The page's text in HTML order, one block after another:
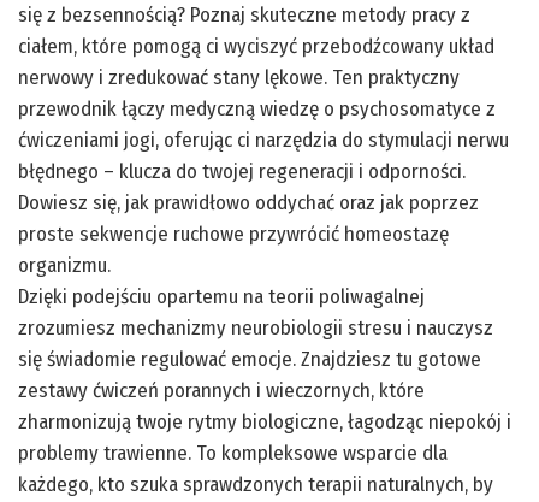
się z bezsennością? Poznaj skuteczne metody pracy z
ciałem, które pomogą ci wyciszyć przebodźcowany układ
nerwowy i zredukować stany lękowe. Ten praktyczny
przewodnik łączy medyczną wiedzę o psychosomatyce z
ćwiczeniami jogi, oferując ci narzędzia do stymulacji nerwu
błędnego – klucza do twojej regeneracji i odporności.
Dowiesz się, jak prawidłowo oddychać oraz jak poprzez
proste sekwencje ruchowe przywrócić homeostazę
organizmu.
Dzięki podejściu opartemu na teorii poliwagalnej
zrozumiesz mechanizmy neurobiologii stresu i nauczysz
się świadomie regulować emocje. Znajdziesz tu gotowe
zestawy ćwiczeń porannych i wieczornych, które
zharmonizują twoje rytmy biologiczne, łagodząc niepokój i
problemy trawienne. To kompleksowe wsparcie dla
każdego, kto szuka sprawdzonych terapii naturalnych, by